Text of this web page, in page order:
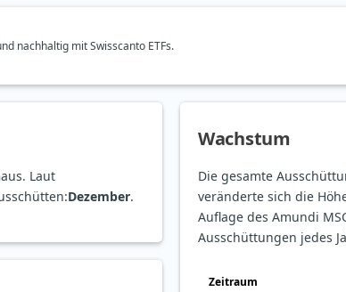
nachhaltig mit Swisscanto ETFs.
aus. Laut
Dezember.
Wachstum
Die gesamte
veränderte sich die
Auflage des Amundi
Ausschüttungen jedes
Zeitraum